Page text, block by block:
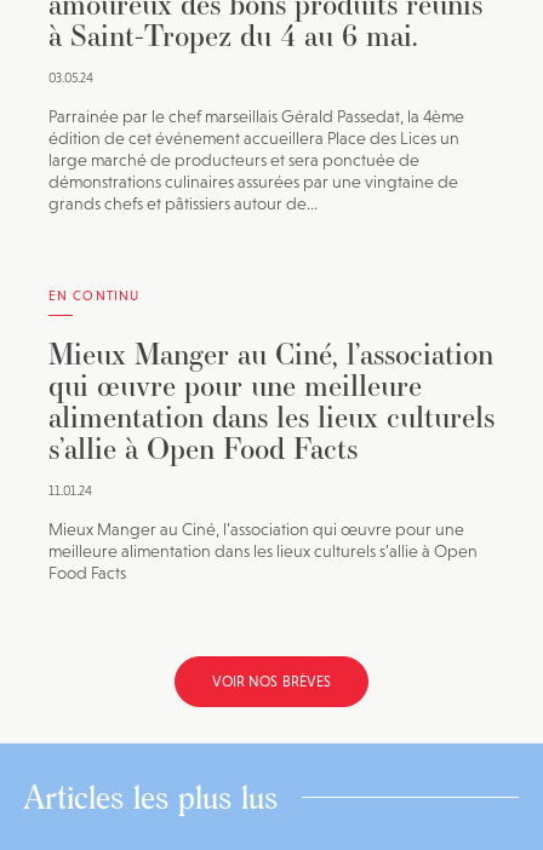
à Saint-Tropez du 4 au 6 mai.
03.05.24
Parrainée par le chef marseillais Gérald Passedat, la 4ème
édition de cet événement accueillera Place des Lices un
large marché de producteurs et sera ponctuée de
démonstrations culinaires assurées par une vingtaine de
grands chefs et pâtissiers autour de...
EN CONTINU
Mieux Manger au Ciné, l’association
qui œuvre pour une meilleure
alimentation dans les lieux culturels
s’allie à Open Food Facts
11.01.24
Mieux Manger au Ciné, l’association qui œuvre pour une
meilleure alimentation dans les lieux culturels s’allie à Open
Food Facts
VOIR NOS BRÈVES
Articles les plus lus